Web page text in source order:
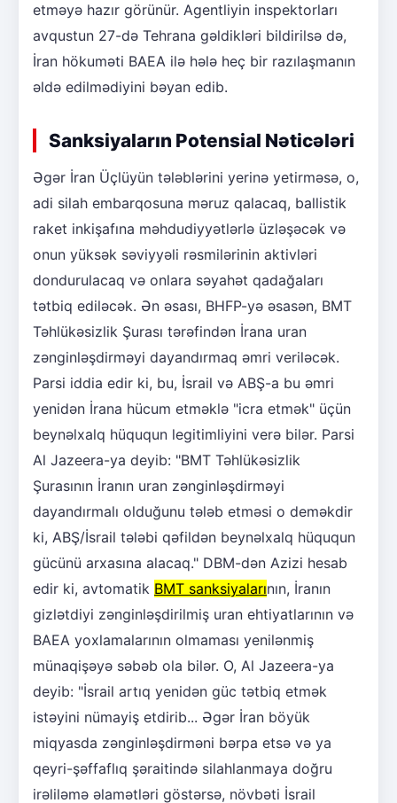
etməyə hazır görünür. Agentliyin inspektorları
avqustun 27-də Tehrana gəldikləri bildirilsə də,
İran hökuməti BAEA ilə hələ heç bir razılaşmanın
əldə edilmədiyini bəyan edib.
Sanksiyaların Potensial Nəticələri
Əgər İran Üçlüyün tələblərini yerinə yetirməsə, o,
adi silah embarqosuna məruz qalacaq, ballistik
raket inkişafına məhdudiyyətlərlə üzləşəcək və
onun yüksək səviyyəli rəsmilərinin aktivləri
dondurulacaq və onlara səyahət qadağaları
tətbiq ediləcək. Ən əsası, BHFP-yə əsasən, BMT
Təhlükəsizlik Şurası tərəfindən İrana uran
zənginləşdirməyi dayandırmaq əmri veriləcək.
Parsi iddia edir ki, bu, İsrail və ABŞ-a bu əmri
yenidən İrana hücum etməklə "icra etmək" üçün
beynəlxalq hüququn legitimliyini verə bilər. Parsi
Al Jazeera-ya deyib: "BMT Təhlükəsizlik
Şurasının İranın uran zənginləşdirməyi
dayandırmalı olduğunu tələb etməsi o deməkdir
ki, ABŞ/İsrail tələbi qəfildən beynəlxalq hüququn
gücünü arxasına alacaq." DBM-dən Azizi hesab
edir ki, avtomatik BMT sanksiyalarının, İranın
gizlətdiyi zənginləşdirilmiş uran ehtiyatlarının və
BAEA yoxlamalarının olmaması yenilənmiş
münaqişəyə səbəb ola bilər. O, Al Jazeera-ya
deyib: "İsrail artıq yenidən güc tətbiq etmək
istəyini nümayiş etdirib... Əgər İran böyük
miqyasda zənginləşdirməni bərpa etsə və ya
qeyri-şəffaflıq şəraitində silahlanmaya doğru
irəliləmə əlamətləri göstərsə, növbəti İsrail